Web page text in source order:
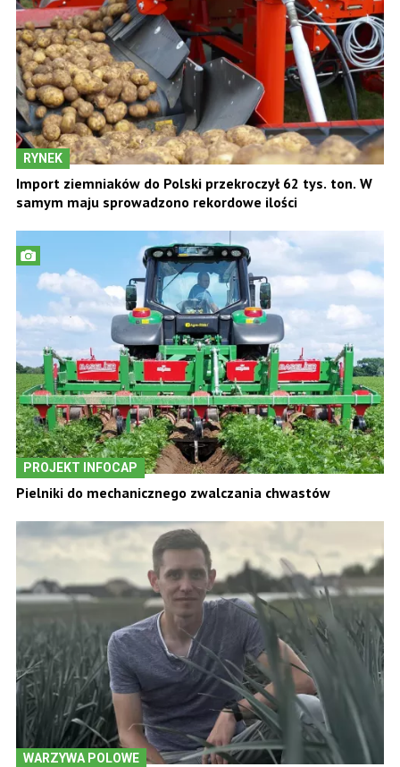
RYNEK
Import ziemniaków do Polski przekroczył 62 tys. ton. W
samym maju sprowadzono rekordowe ilości
PROJEKT INFOCAP
Pielniki do mechanicznego zwalczania chwastów
WARZYWA POLOWE